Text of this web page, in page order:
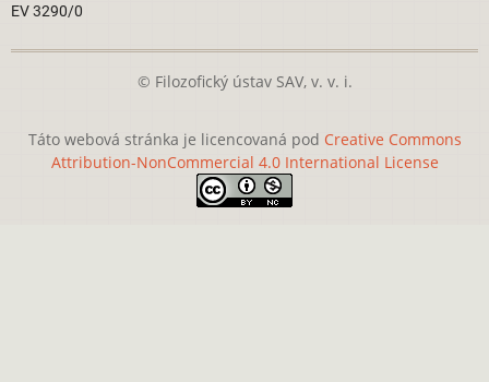
EV 3290/0
© Filozofický ústav SAV, v. v. i.
Táto webová stránka je licencovaná pod Creative Commons
Attribution-NonCommercial 4.0 International License